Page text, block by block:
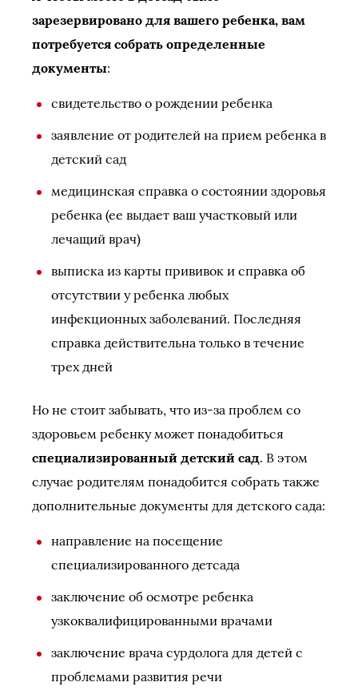
зарезервировано для вашего ребенка, вам
потребуется собрать определенные
документы:
свидетельство о рождении ребенка
заявление от родителей на прием ребенка в
детский сад
медицинская справка о состоянии здоровья
ребенка (ее выдает ваш участковый или
лечащий врач)
выписка из карты прививок и справка об
отсутствии у ребенка любых
инфекционных заболеваний. Последняя
справка действительна только в течение
трех дней
Но не стоит забывать, что из-за проблем со
здоровьем ребенку может понадобиться
специализированный детский сад. В этом
случае родителям понадобится собрать также
дополнительные документы для детского сада:
направление на посещение
специализированного детсада
заключение об осмотре ребенка
узкоквалифицированными врачами
заключение врача сурдолога для детей с
проблемами развития речи